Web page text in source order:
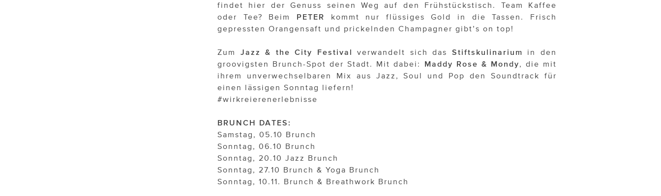
findet hier der Genuss seinen Weg auf den Frühstückstisch. Team Kaffee
oder Tee? Beim PETER
kommt nur flüssiges Gold in die Tassen. Frisch
gepressten Orangensaft und prickelnden Champagner gibt’s on top!
Zum Jazz & the City Festival verwandelt sich das Stiftskulinarium
in den
groovigsten Brunch-Spot der Stadt. Mit dabei: Maddy Rose & Mondy, die mit
ihrem unverwechselbaren Mix aus Jazz, Soul und Pop den Soundtrack für
einen lässigen Sonntag liefern!
#wirkreierenerlebnisse
BRUNCH DATES:
Samstag, 05.10 Brunch
Sonntag, 06.10 Brunch
Sonntag, 20.10 Jazz Brunch
Sonntag, 27.10 Brunch & Yoga Brunch
Sonntag, 10.11. Brunch & Breathwork Brunch